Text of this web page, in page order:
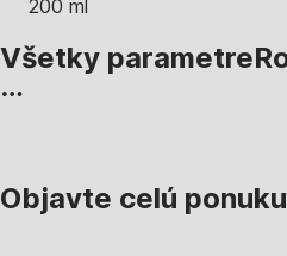
200 ml
Všetky parametre
…
Objavte celú